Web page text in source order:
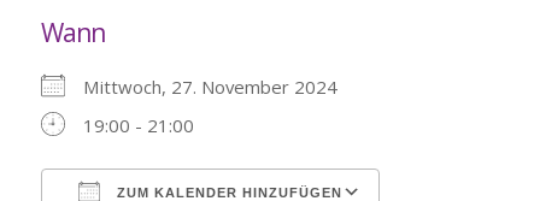
Wann
Mittwoch, 27. November 2024
19:00 - 21:00
ZUM KALENDER HINZUFÜGEN